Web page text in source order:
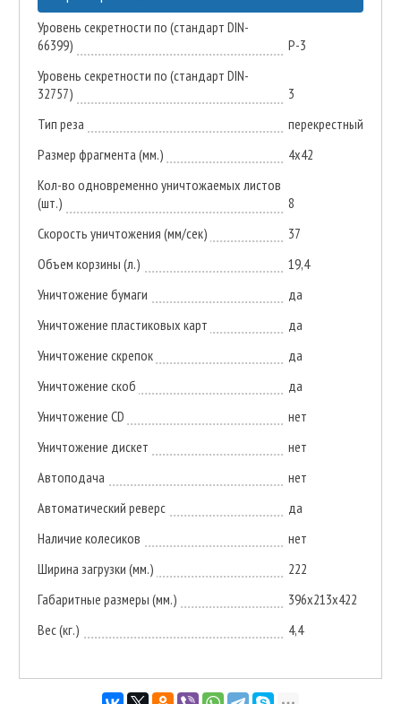
Уровень секретности по (стандарт DIN-
66399)
P-3
Уровень секретности по (стандарт DIN-
32757)
3
Тип реза
перекрестный
Размер фрагмента (мм.)
4х42
Кол-во одновременно уничтожаемых листов
(шт.)
8
Скорость уничтожения (мм/сек)
37
Объем корзины (л.)
19,4
Уничтожение бумаги
да
Уничтожение пластиковых карт
да
Уничтожение скрепок
да
Уничтожение скоб
да
Уничтожение CD
нет
Уничтожение дискет
нет
Автоподача
нет
Автоматический реверс
да
Наличие колесиков
нет
Ширина загрузки (мм.)
222
Габаритные размеры (мм.)
396х213х422
Вес (кг.)
4,4